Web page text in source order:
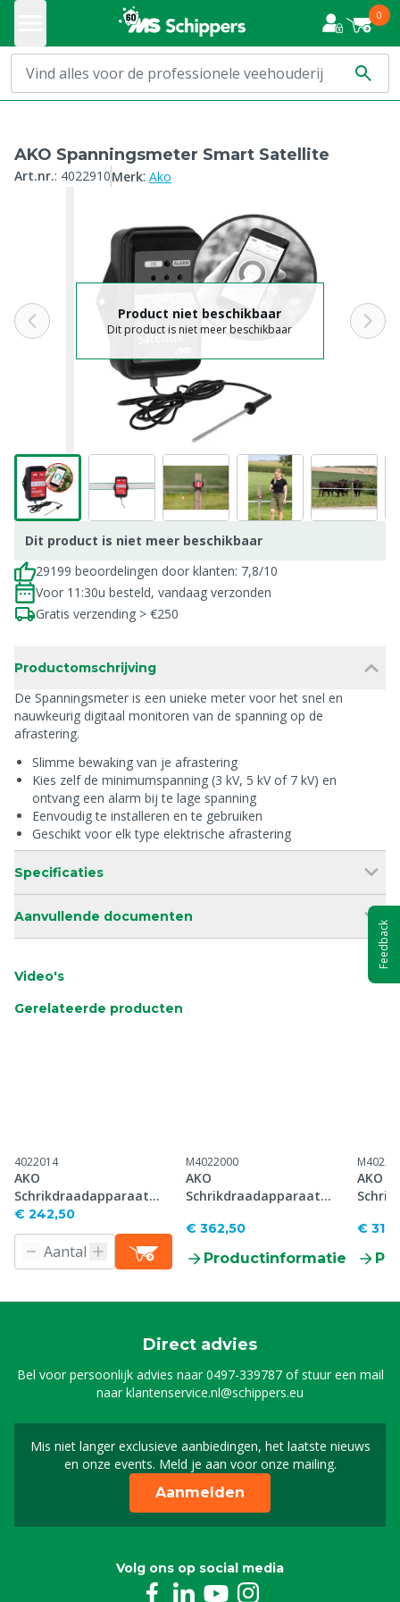
0
AKO Spanningsmeter Smart Satellite
Art.nr.: 4022910Merk: Ako
Product niet beschikbaar
Dit product is niet meer beschikbaar
Dit product is niet meer beschikbaar
29199 beoordelingen door klanten: 7,8/10
Voor 11:30u besteld, vandaag verzonden
Gratis verzending > €250
Productomschrijving
De Spanningsmeter is een unieke meter voor het snel en
nauwkeurig digitaal monitoren van de spanning op de
afrastering.
Slimme bewaking van je afrastering
Kies zelf de minimumspanning (3 kV, 5 kV of 7 kV) en
ontvang een alarm bij te lage spanning
Eenvoudig te installeren en te gebruiken
Geschikt voor elk type elektrische afrastering
Specificaties
Aanvullende documenten
Video's
Gerelateerde producten
4022014
AKO
Schrikdraadapparaat
Mobil Power AN6000 (5 J),
12 V
€ 242,50
M4022000
AKO
Schrikdraadapparaat
€ 362,50
Productinformatie
AKO
V
€
Direct advies
Bel voor persoonlijk advies naar0497-339787of stuur een mail
naarklantenservice.nl@schippers.eu
Mis niet langer exclusieve aanbiedingen, het laatste nieuws
en onze events. Meld je aan voor onze mailing.
Schrijf je in voor onze
Aanmelden
Volg ons op social media
Feedback